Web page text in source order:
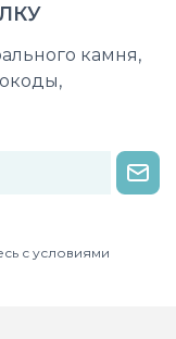
камня,
с условиями